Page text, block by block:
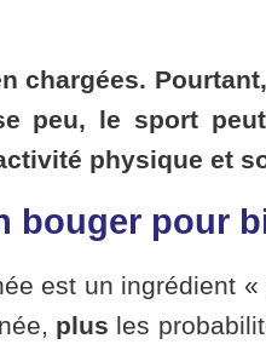
peu, le sport
physique et
bouger pour
est un ingrédient
plus les